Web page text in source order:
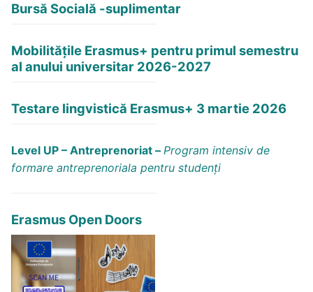
Bursă Socială -suplimentar
Mobilitățile Erasmus+ pentru primul semestru
al anului universitar 2026-2027
Testare lingvistică Erasmus+ 3 martie 2026
Level UP – Antreprenoriat – Program intensiv de
formare antreprenoriala pentru studenți
Erasmus Open Doors